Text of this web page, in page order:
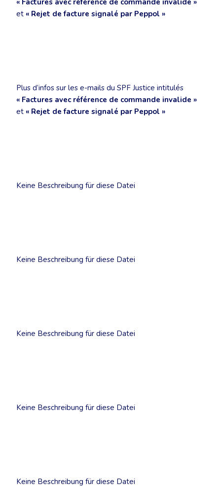
« Factures avec référence de commande invalide »
et « Rejet de facture signalé par Peppol »
Plus d’infos sur les e-mails du SPF Justice intitulés
« Factures avec référence de commande invalide »
et « Rejet de facture signalé par Peppol »
Keine Beschreibung für diese Datei
Keine Beschreibung für diese Datei
Keine Beschreibung für diese Datei
Keine Beschreibung für diese Datei
Keine Beschreibung für diese Datei